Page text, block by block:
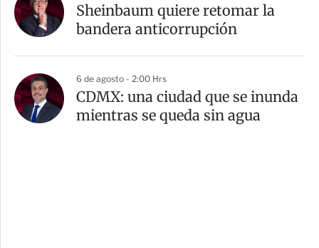
Sheinbaum quiere retomar la
bandera anticorrupción
6 de agosto - 2:00 Hrs
CDMX: una ciudad que se inunda
mientras se queda sin agua